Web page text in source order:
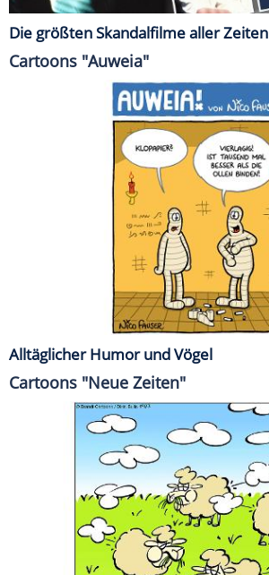
Die größten Skandalfilme aller Zeiten
Cartoons "Auweia"
Alltäglicher Humor und Vögel
Cartoons "Neue Zeiten"